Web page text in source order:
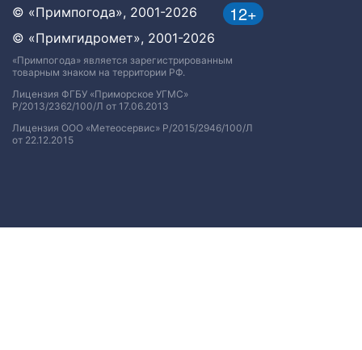
12+
© «Примпогода», 2001-2026
© «Примгидромет», 2001-2026
«Примпогода» является зарегистрированным
товарным знаком на территории РФ.
Лицензия ФГБУ «Приморское УГМС»
Р/2013/2362/100/Л от 17.06.2013
Лицензия ООО «Метеосервис» Р/2015/2946/100/Л
от 22.12.2015